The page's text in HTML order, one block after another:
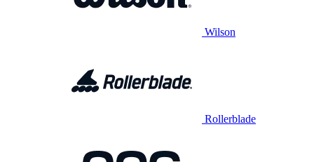
Wilson
Rollerblade